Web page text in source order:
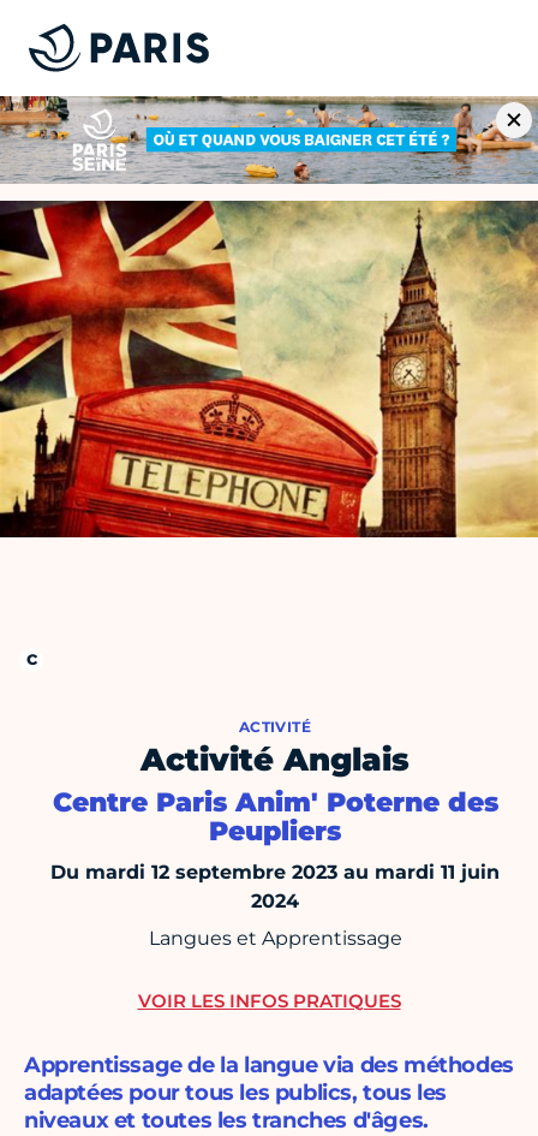
ACTIVITÉ
Activité Anglais
Centre Paris Anim' Poterne des
Peupliers
Du mardi 12 septembre 2023 au mardi 11 juin
2024
Langues et Apprentissage
Apprentissage de la langue via des méthodes
adaptées pour tous les publics, tous les
niveaux et toutes les tranches d'âges.
VOIR LES INFOS PRATIQUES